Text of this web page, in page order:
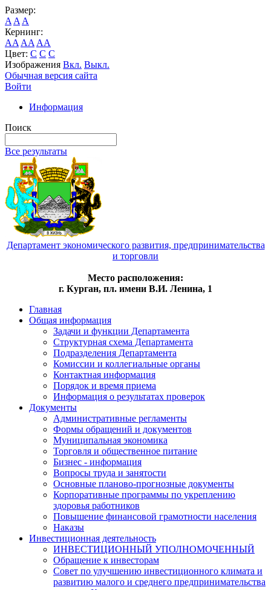
Размер:
A A A
Кернинг:
AA AA AA
Цвет: C C C
Изображения Вкл. Выкл.
Обычная версия сайта
Войти
Информация
Поиск
Все результаты
Департамент экономического развития, предпринимательства
и торговли
Место расположения:
г. Курган, пл. имени В.И. Ленина, 1
Главная
Общая информация
Задачи и функции Департамента
Структурная схема Департамента
Подразделения Департамента
Комиссии и коллегиальные органы
Контактная информация
Порядок и время приема
Информация о результатах проверок
Документы
Административные регламенты
Формы обращений и документов
Муниципальная экономика
Торговля и общественное питание
Бизнес - информация
Вопросы труда и занятости
Основные планово-прогнозные документы
Корпоративные программы по укреплению
здоровья работников
Повышение финансовой грамотности населения
Наказы
Инвестиционная деятельность
ИНВЕСТИЦИОННЫЙ УПОЛНОМОЧЕННЫЙ
Обращение к инвесторам
Совет по улучшению инвестиционного климата и
развитию малого и среднего предпринимательства